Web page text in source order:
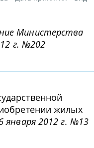
Министерства
г. №202
жилых
января 2012 г. №13
Базовая арендная
20,03руб.